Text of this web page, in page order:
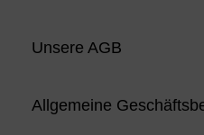
Unsere AGB
Allgemeine